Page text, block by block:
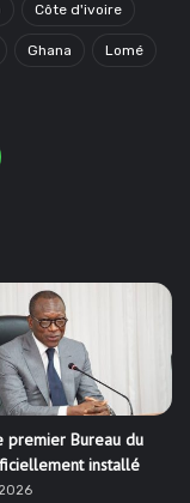
Côte d'ivoire
Ghana Lomé
premier Bureau du
installé